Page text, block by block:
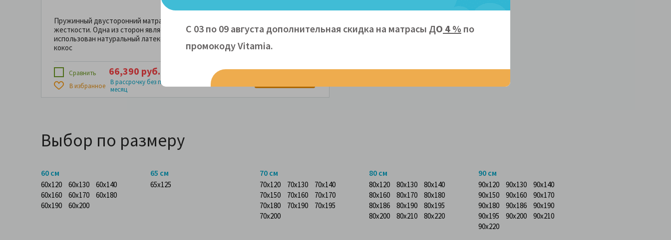
Пружинный двусторонний матрас со сторонами разной степени
жесткости. Одна из сторон является умеренно мягкой в наполнении
использован натуральный латекс, вторая сторона содержит латексированный
кокос
Сравнить
В избранное
66,390 руб. 16,597 руб.
В рассрочку без переплаты за 5,532 руб.
месяц
Выбор по размеру
60 см
60x120 60x130
60x140
60x160
60x170
60x180
60x190
60x200
65 см
65x125
70 см
70x120 70x130
70x140
70x150
70x160
70x170
70x180
70x190
70x195
70x200
80 см
80x120 80x130
80x140
80x160
80x170
80x180
80x186
80x190
80x195
80x200
80x210 80x220
90 см
90x120 90x130
90x140
90x150
90x160
90x170
90x180
90x186
90x190
90x195
90x200
90x210
90x220
С 03 по 09 августа дополнительная скидка на матрасы ДО 4 % по
промокоду Vitamiа.